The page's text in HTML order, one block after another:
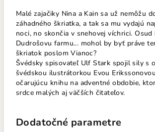
Malé zajačiky Nina a Kain sa už nemôžu
záhadného škriatka, a tak sa mu vydajú
noci, no skončia v snehovej víchrici. Osud
Dudrošovu farmu... mohol by byť práve
škriatok poslom Vianoc?
Švédsky spisovateľ Ulf Stark spojil sily s
švédskou ilustrátorkou Evou
očarujúcu knihu na adventné obdobie,
srdce malých aj väčších čitateľov.
Dodatočné parametre